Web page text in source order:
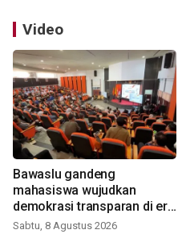
Video
Bawaslu gandeng
mahasiswa wujudkan
demokrasi transparan di era
digital
Sabtu, 8 Agustus 2026